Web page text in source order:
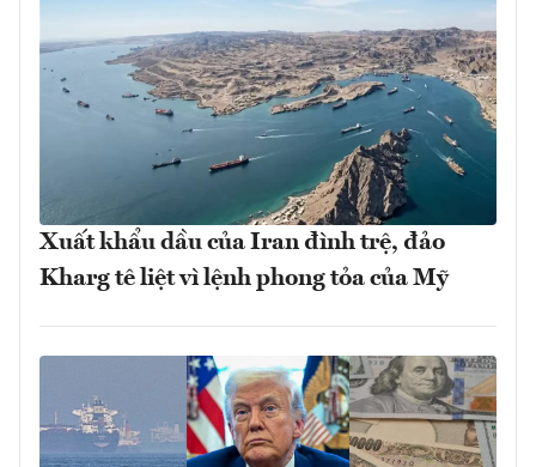
Xuất khẩu dầu của Iran đình trệ, đảo
Kharg tê liệt vì lệnh phong tỏa của Mỹ